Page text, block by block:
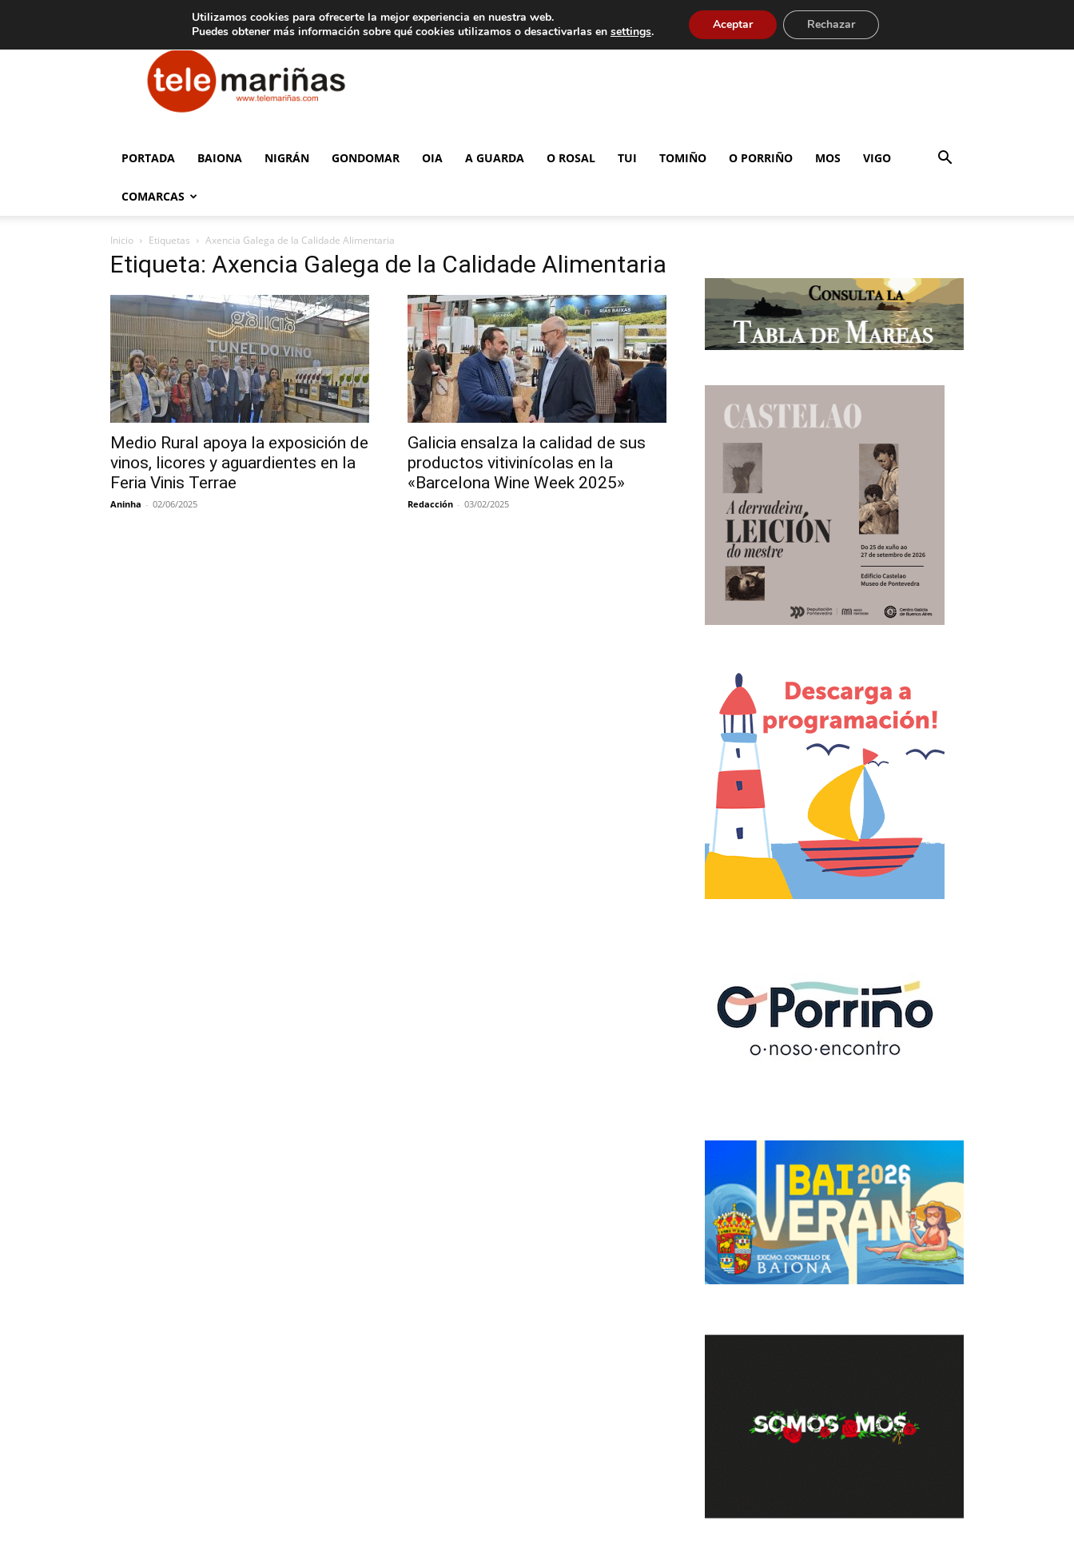
Aviso legal Tarifas de publicidad
Telemariñas
PORTADA BAIONA NIGRÁN GONDOMAR OIA A GUARDA O ROSAL TUI TOMIÑO O PORRIÑO MOS VIGO
COMARCAS
Inicio Etiquetas Axencia Galega de la Calidade Alimentaria
Etiqueta: Axencia Galega de la Calidade Alimentaria
Medio Rural apoya la exposición de
vinos, licores y aguardientes en la
Feria Vinis Terrae
Aninha - 02/06/2025
Galicia ensalza la calidad de sus
productos vitivinícolas en la
«Barcelona Wine Week 2025»
Redacción - 03/02/2025
Utilizamos cookies para ofrecerte la mejor experiencia en nuestra web.
Puedes obtener más información sobre qué cookies utilizamos o desactivarlas en settings. Aceptar Rechazar